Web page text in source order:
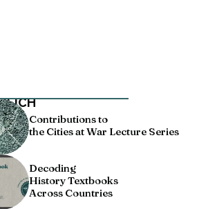
Contributions to
the Cities at War Lecture Series
Decoding
History Textbooks
Across Countries